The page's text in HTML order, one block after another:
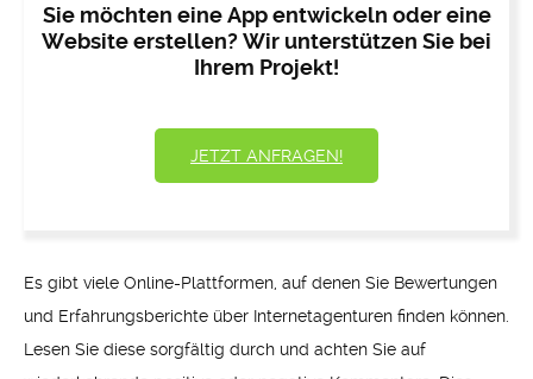
Sie möchten eine App entwickeln oder eine
Website erstellen? Wir unterstützen Sie bei
Ihrem Projekt!
JETZT ANFRAGEN!
Es gibt viele Online-Plattformen, auf denen Sie Bewertungen
und Erfahrungsberichte über Internetagenturen finden können.
Lesen Sie diese sorgfältig durch und achten Sie auf